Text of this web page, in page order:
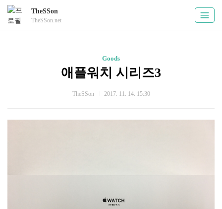
TheSSon
TheSSon.net
Goods
애플워치 시리즈3
TheSSon 2017. 11. 14. 15:30